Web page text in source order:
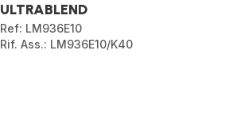
ULTRABLEND
Ref: LM936E10
Rif. Ass.: LM936E10/K40